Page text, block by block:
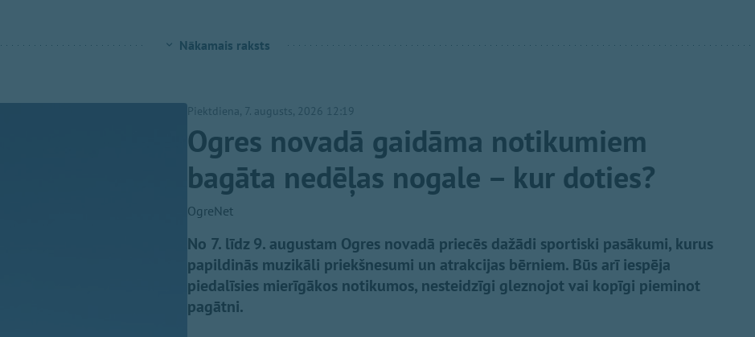
Nākamais raksts
Piektdiena, 7. augusts, 2026 12:19
Ogres novadā gaidāma notikumiem
bagāta nedēļas nogale – kur doties?
OgreNet
No 7. līdz 9. augustam Ogres novadā priecēs dažādi sportiski pasākumi, kurus
papildinās muzikāli priekšnesumi un atrakcijas bērniem. Būs arī iespēja
piedalīsies mierīgākos notikumos, nesteidzīgi gleznojot vai kopīgi pieminot
pagātni.